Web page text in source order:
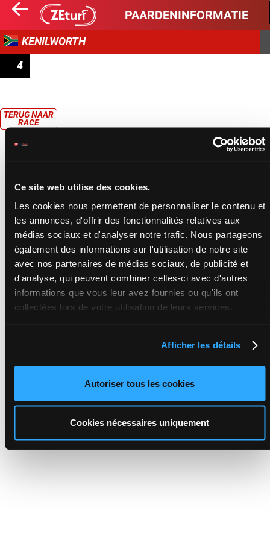
Ce site web utilise des cookies.
Les cookies nous permettent de personnaliser le contenu et
les annonces, d'offrir des fonctionnalités relatives aux
médias sociaux et d'analyser notre trafic. Nous partageons
également des informations sur l'utilisation de notre site
avec nos partenaires de médias sociaux, de publicité et
d'analyse, qui peuvent combiner celles-ci avec d'autres
informations que vous leur avez fournies ou qu'ils ont
collectées lors de votre utilisation de leurs services.
Afficher les détails
Autoriser tous les cookies
Cookies nécessaires uniquement
PAARDENINFORMATIE
KENILWORTH
4
TERUG NAAR
RACE